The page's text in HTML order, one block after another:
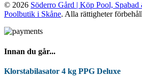
© 2026 Söderro Gård | Köp Pool,
Poolbutik i Skåne. Alla rättigheter
Innan du går...
Klorstabilasator 4 kg PPG Deluxe